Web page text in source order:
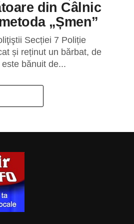
din Câlnic
„Șmen”
Secției 7 Poliție
și reținut un bărbat, de
bănuit de...